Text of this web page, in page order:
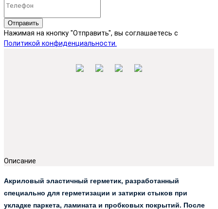
Отправить
Нажимая на кнопку "Отправить", вы соглашаетесь с
Политикой конфиденциальности.
Описание
Акриловый эластичный герметик, разработанный
специально для герметизации и затирки стыков при
укладке паркета, ламината и пробковых покрытий. После